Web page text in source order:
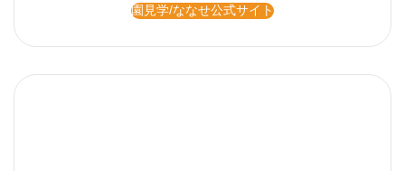
園見学/ななせ公式サイト